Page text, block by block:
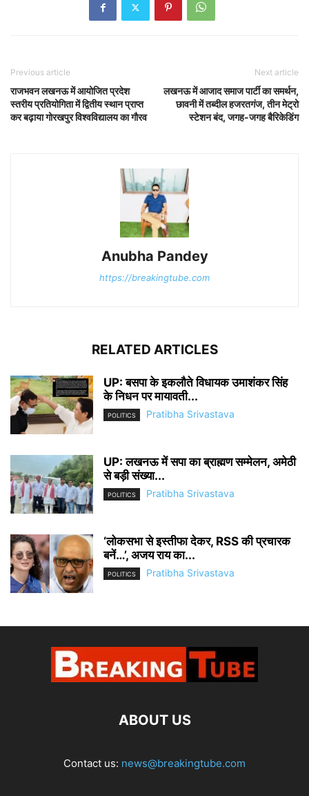
Previous article
राजभवन लखनऊ में आयोजित प्रदेश
स्तरीय प्रतियोगिता में द्वितीय स्थान प्राप्त
कर बढ़ाया गोरखपुर विश्वविद्यालय का गौरव
Next article
लखनऊ में आजाद समाज पार्टी का समर्थन,
छावनी में तब्दील हजरतगंज, तीन मेट्रो
स्टेशन बंद, जगह-जगह बैरिकेडिंग
Anubha Pandey
https://breakingtube.com
RELATED ARTICLES
UP: बसपा के इकलौते विधायक उमाशंकर सिंह
के निधन पर मायावती...
POLITICS Pratibha Srivastava
UP: लखनऊ में सपा का ब्राह्मण सम्मेलन, अमेठी
से बड़ी संख्या...
POLITICS Pratibha Srivastava
‘लोकसभा से इस्तीफा देकर, RSS की प्रचारक
बनें…’, अजय राय का...
POLITICS Pratibha Srivastava
ABOUT US
Contact us: news@breakingtube.com